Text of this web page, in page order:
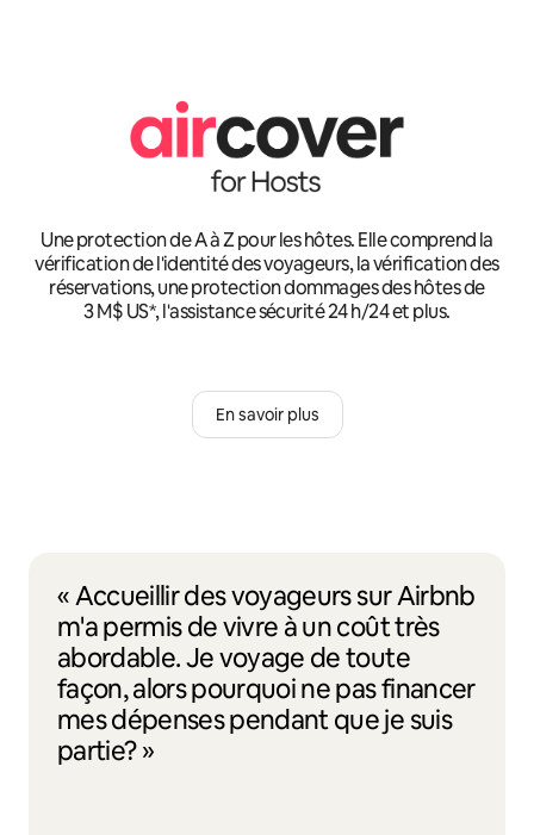
Une protection de A à Z pour les hôtes. Elle comprend la
vérification de l'identité des voyageurs, la vérification des
réservations, une protection dommages des hôtes de
3 M$ US*, l'assistance sécurité 24 h/24 et plus.
En savoir plus
« Accueillir des voyageurs sur Airbnb
m'a permis de vivre à un coût très
abordable. Je voyage de toute
façon, alors pourquoi ne pas financer
mes dépenses pendant que je suis
partie? »